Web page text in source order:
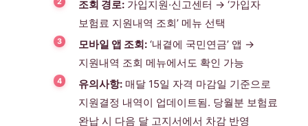
조회 경로: 가입지원·신고센터 → ‘가입자
보험료 지원내역 조회’ 메뉴 선택
모바일 앱 조회: ‘내곁에 국민연금’ 앱 →
지원내역 조회 메뉴에서도 확인 가능
유의사항: 매달 15일 자격 마감일 기준으로
지원결정 내역이 업데이트됨. 당월분 보험료
완납 시 다음 달 고지서에서 차감 반영